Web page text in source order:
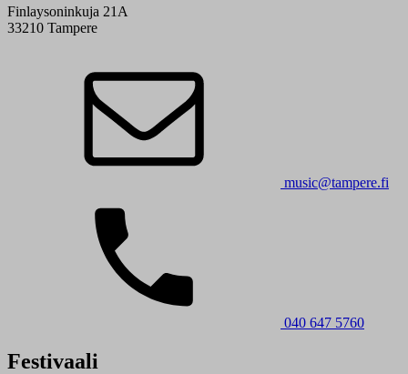
Finlaysoninkuja 21A
33210 Tampere
music@tampere.fi
040 647 5760
Festivaali